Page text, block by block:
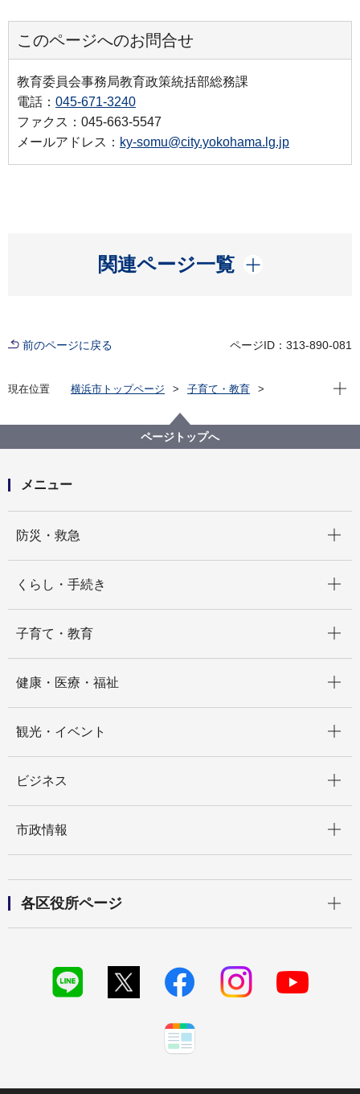
このページへのお問合せ
教育委員会事務局教育政策統括部総務課
電話： 045-671-3240
ファクス：045-663-5547
メールアドレス： ky-somu@city.yokohama.lg.jp
関連ページ一覧
開く
前のページに戻る ページID：313-890-081
現在位置 横浜市トップページ
子育て・教育
現在
ページトップへ
メニュー
防災・救急
くらし・手続き
子育て・教育
健康・医療・福祉
観光・イベント
ビジネス
市政情報
各区役所ページ